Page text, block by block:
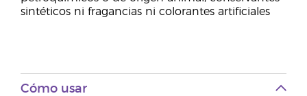
sintéticos ni fragancias ni colorantes artificiales
Cómo usar